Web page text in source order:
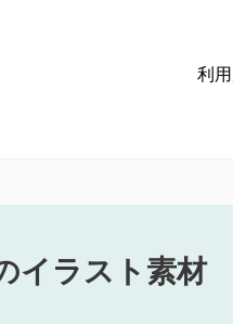
利
イラスト素材